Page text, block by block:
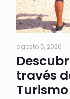
agosto 5, 2026
través